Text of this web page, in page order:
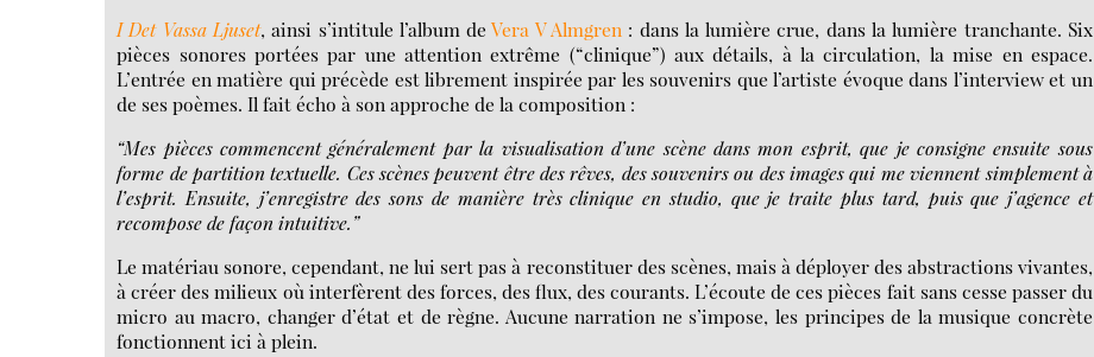
I Det Vassa Ljuset, ainsi s’intitule l’album deVera V Almgren : dans la lumière crue, dans la lumière tranchante. Six
pièces sonores portées par une attention extrême (“clinique”) aux détails, à la circulation, la mise en espace.
L’entrée en matière qui précède est librement inspirée par les souvenirs que l’artiste évoque dans l’interview et un
de ses poèmes. Il fait écho à son approche de la composition :
“Mes pièces commencent généralement par la visualisation d’une scène dans mon esprit, que je consigne ensuite sous
forme de partition textuelle. Ces scènes peuvent être des rêves, des souvenirs ou des images qui me viennent simplement à
l’esprit. Ensuite, j’enregistre des sons de manière très clinique en studio, que je traite plus tard, puis que j’agence et
recompose de façon intuitive.”
Le matériau sonore, cependant, ne lui sert pas à reconstituer des scènes, mais à déployer des abstractions vivantes,
à créer des milieux où interfèrent des forces, des flux, des courants. L’écoute de ces pièces fait sans cesse passer du
micro au macro, changer d’état et de règne. Aucune narration ne s’impose, les principes de la musique concrète
fonctionnent ici à plein.